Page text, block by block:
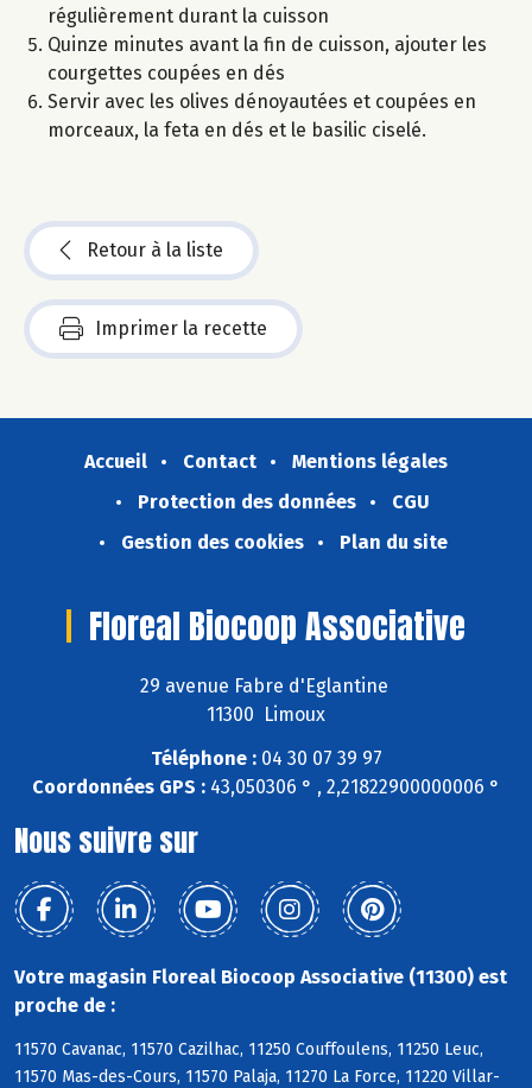
régulièrement durant la cuisson
Quinze minutes avant la fin de cuisson, ajouter les
courgettes coupées en dés
Servir avec les olives dénoyautées et coupées en
morceaux, la feta en dés et le basilic ciselé.
Retour à la liste
Imprimer la recette
Accueil Contact
Mentions légales
Protection des données
CGU
Gestion des cookies
Plan du site
Floreal Biocoop Associative
29 avenue Fabre d'Eglantine
11300 Limoux
Téléphone :04 30 07 39 97
Coordonnées GPS : 43,050306 ° , 2,21822900000006 °
Nous suivre sur
Votre magasin Floreal Biocoop Associative (11300) est
proche de :
11570 Cavanac, 11570 Cazilhac, 11250 Couffoulens, 11250 Leuc,
11570 Mas-des-Cours, 11570 Palaja, 11270 La Force, 11220 Villar-